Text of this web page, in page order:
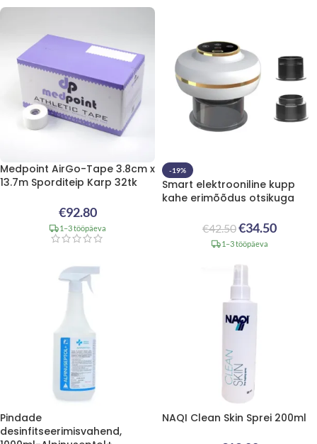
Medpoint AirGo-Tape 3.8cm x
13.7m Sporditeip Karp 32tk
€92.80
1–3 tööpäeva
-19%
Smart elektrooniline kupp
kahe erimõõdus otsikuga
€42.50€34.50
1–3 tööpäeva
Pindade
desinfitseerimisvahend,
NAQI Clean Skin Sprei 200ml